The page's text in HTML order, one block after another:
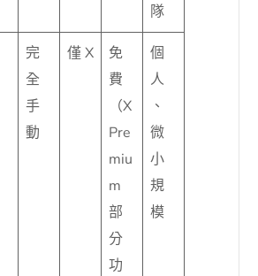
隊
完
全
手
動
僅 X
免
費
（X
Pre
miu
m
部
分
功
個
人
、
微
小
規
模